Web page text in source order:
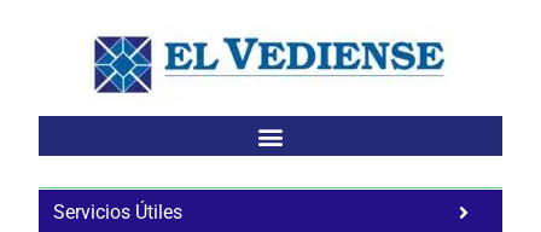
Servicios Útiles